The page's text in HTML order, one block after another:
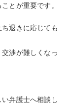
とが重要です。
退きに応じても
渉が難しくなっ
弁護士へ相談し